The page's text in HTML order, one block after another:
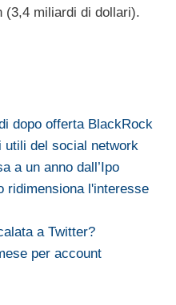
(3,4 miliardi di dollari).
dopo offerta BlackRock
utili del social network
a un anno dall’Ipo
ridimensiona l'interesse
a Twitter?
per account